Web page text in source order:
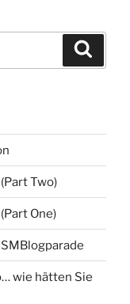
Two)
One)
wie hätten Sie